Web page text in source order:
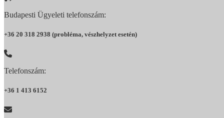
Budapesti Ügyeleti telefonszám:
+36 20 318 2938 (probléma, vészhelyzet esetén)
Telefonszám:
+36 1 413 6152